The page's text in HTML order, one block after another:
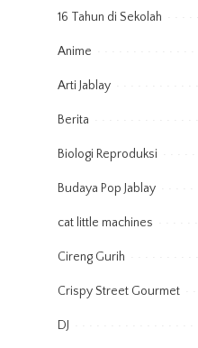
16 Tahun di Sekolah
Anime
Arti Jablay
Berita
Biologi Reproduksi
Budaya Pop Jablay
cat little machines
Cireng Gurih
Crispy Street Gourmet
DJ